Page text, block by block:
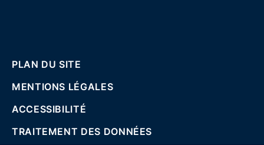
PLAN DU SITE
MENTIONS LÉGALES
ACCESSIBILITÉ
TRAITEMENT DES DONNÉES